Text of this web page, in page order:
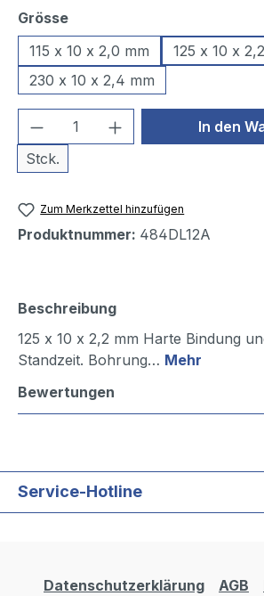
Grösseauswählen
115 x 10 x 2,0 mm
125 x 10 x
230 x 10 x 2,4 mm
Produkt Anzahl: Gib
Stck.
In den
Zum Merkzettel hinzufügen
Produktnummer: 484DL12A
Beschreibung
125 x 10 x 2,2 mm Harte Bindung
Standzeit. Bohrung… Mehr
Bewertungen
Service-Hotline
Datenschutzerklärung AGB